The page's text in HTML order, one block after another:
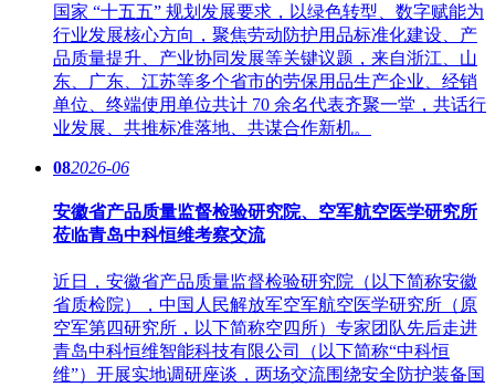
国家 “十五五” 规划发展要求，以绿色转型、数字赋能为
行业发展核心方向，聚焦劳动防护用品标准化建设、产
品质量提升、产业协同发展等关键议题，来自浙江、山
东、广东、江苏等多个省市的劳保用品生产企业、经销
单位、终端使用单位共计 70 余名代表齐聚一堂，共话行
业发展、共推标准落地、共谋合作新机。
082026-06
安徽省产品质量监督检验研究院、空军航空医学研究所
莅临青岛中科恒维考察交流
近日，安徽省产品质量监督检验研究院（以下简称安徽
省质检院），中国人民解放军空军航空医学研究所（原
空军第四研究所，以下简称空四所）专家团队先后走进
青岛中科恒维智能科技有限公司（以下简称“中科恒
维”）开展实地调研座谈，两场交流围绕安全防护装备国